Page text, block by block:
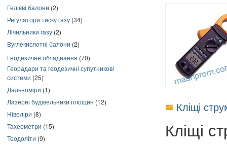
Гелієві балони (2)
Регулятори тиску газу (34)
Лічильники газу (2)
Вуглекислотні балони (2)
Геодезичне обладнання (70)
Георадари та геодезичні супутникові
системи (25)
Дальноміри (1)
Лазерні будівельники площин (12)
Нівеліри (8)
Тахеометри (15)
Теодоліти (9)
Кліщі
Кліщі